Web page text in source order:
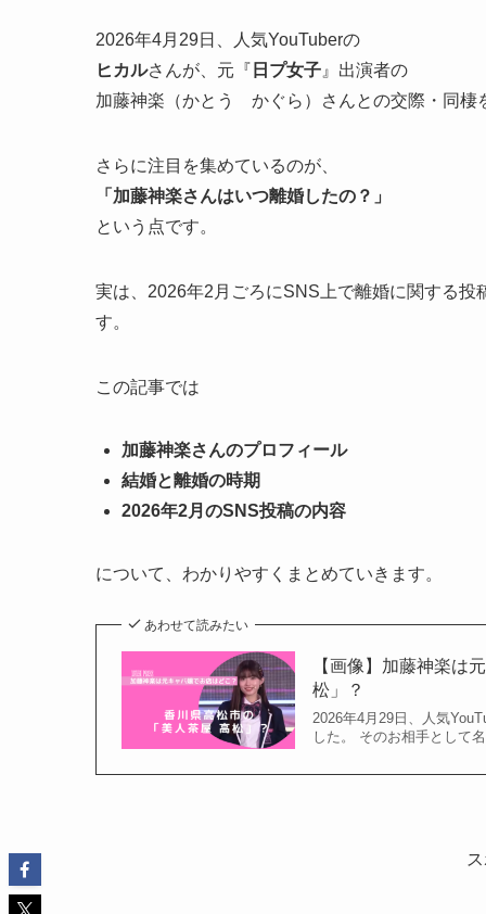
2026年4月29日、人気YouTuberの
ヒカルさんが、元『 日プ女子 』出演者の
加藤神楽（かとう かぐら）さんとの交際・同棲
さらに注目を集めているのが、
「加藤神楽さんはいつ離婚したの？」
という点です。
実は、2026年2月ごろにSNS上で離婚に関する
す。
この記事では
加藤神楽さんのプロフィール
結婚と離婚の時期
2026年2月のSNS投稿の内容
について、わかりやすくまとめていきます。
あわせて読みたい
【画像】加藤神楽は
松」？
2026年4月29日、人気
した。 そのお相手として